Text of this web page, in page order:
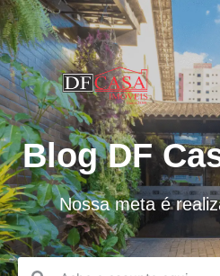
Blog DF
Nossa meta é